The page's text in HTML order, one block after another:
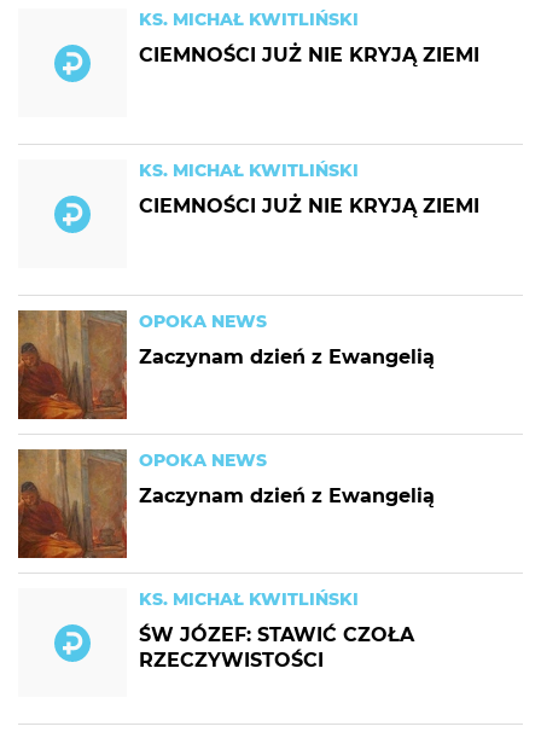
KS. MICHAŁ KWITLIŃSKI
CIEMNOŚCI JUŻ NIE KRYJĄ ZIEMI
KS. MICHAŁ KWITLIŃSKI
CIEMNOŚCI JUŻ NIE KRYJĄ ZIEMI
OPOKA NEWS
Zaczynam dzień z Ewangelią
OPOKA NEWS
Zaczynam dzień z Ewangelią
KS. MICHAŁ KWITLIŃSKI
ŚW JÓZEF: STAWIĆ CZOŁA
RZECZYWISTOŚCI